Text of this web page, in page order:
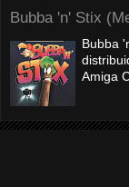
Bubba 'n' Stix
Bubba
Amiga